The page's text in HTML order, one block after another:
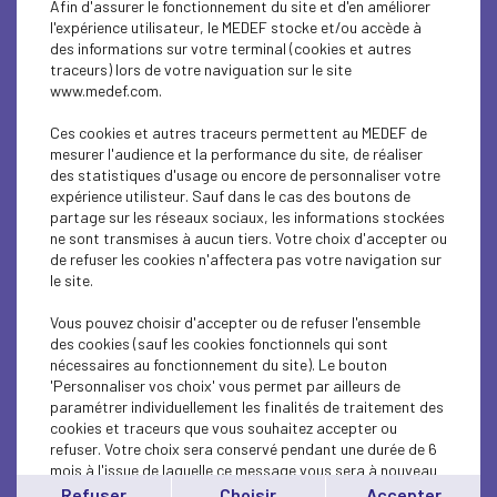
SUSTAINABLE DEVELOPMENT
SUSTAINABLE DEVELOPMENT
SOCIAL
SUSTAINABLE DEVELOPMENT
INTERNATIONAL - EUROPE
ECONOMY
ECONOMY
INTERNATIONAL - EUROPE
INTERNATIONAL - EUROPE
Afin d'assurer le fonctionnement du site et d'en améliorer
l'expérience utilisateur, le MEDEF stocke et/ou accède à
des informations sur votre terminal (cookies et autres
traceurs) lors de votre naviguation sur le site
www.medef.com.
Ces cookies et autres traceurs permettent au MEDEF de
mesurer l'audience et la performance du site, de réaliser
des statistiques d'usage ou encore de personnaliser votre
expérience utilisteur. Sauf dans le cas des boutons de
partage sur les réseaux sociaux, les informations stockées
ne sont transmises à aucun tiers. Votre choix d'accepter ou
de refuser les cookies n'affectera pas votre navigation sur
le site.
Vous pouvez choisir d'accepter ou de refuser l'ensemble
des cookies (sauf les cookies fonctionnels qui sont
nécessaires au fonctionnement du site). Le bouton
'Personnaliser vos choix' vous permet par ailleurs de
paramétrer individuellement les finalités de traitement des
cookies et traceurs que vous souhaitez accepter ou
refuser. Votre choix sera conservé pendant une durée de 6
mois à l'issue de laquelle ce message vous sera à nouveau
affiché..